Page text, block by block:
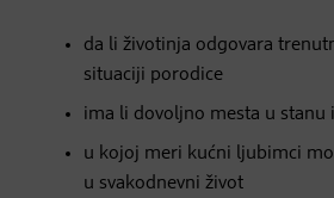
da li životinja odgovara
situaciji porodice
ima li dovoljno mesta u stanu
u kojoj meri kućni ljubimci
u svakodnevni život